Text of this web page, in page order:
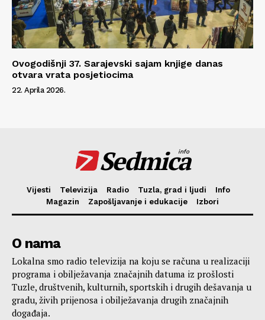
Ovogodišnji 37. Sarajevski sajam knjige danas
otvara vrata posjetiocima
22. Aprila 2026.
Sedmica
info
Vijesti Televizija Radio Tuzla, grad i ljudi
Info
Magazin
Zapošljavanje i edukacije Izbori
O nama
Lokalna smo radio televizija na koju se računa u realizaciji
programa i obilježavanja značajnih datuma iz prošlosti
Tuzle, društvenih, kulturnih, sportskih i drugih dešavanja u
gradu, živih prijenosa i obilježavanja drugih značajnih
događaja.